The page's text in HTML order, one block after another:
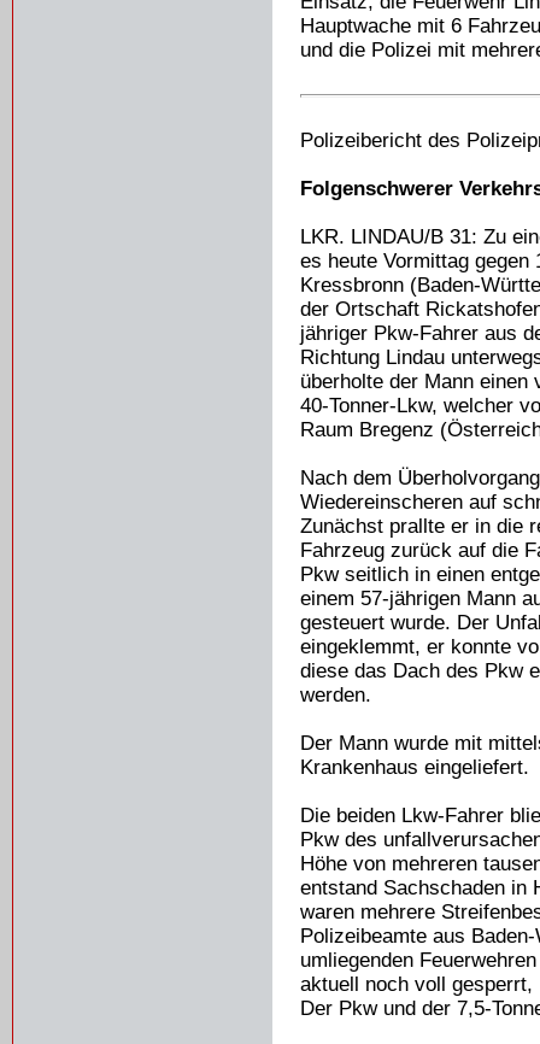
Hauptwache mit 6
und die Polizei mit
Polizeibericht des
Folgenschwerer
LKR. LINDAU/B 31: Zu
es heute Vormittag gegen
Kressbronn (Baden-
der Ortschaft
jähriger Pkw-Fahrer aus
Richtung Lindau
überholte der Mann
40-Tonner-Lkw, welcher
Raum Bregenz
Nach dem
Wiedereinscheren auf
Zunächst prallte er in die
Fahrzeug zurück auf die
Pkw seitlich in einen
einem 57-jährigen Mann
gesteuert wurde. Der
eingeklemmt, er konnte
diese das Dach des Pkw
werden.
Der Mann wurde mit
Krankenhaus eingeliefert.
Die beiden Lkw-Fahrer
Pkw des
Höhe von mehreren
entstand Sachschaden in
waren mehrere
Polizeibeamte aus
umliegenden
aktuell noch voll
Der Pkw und der 7,5-